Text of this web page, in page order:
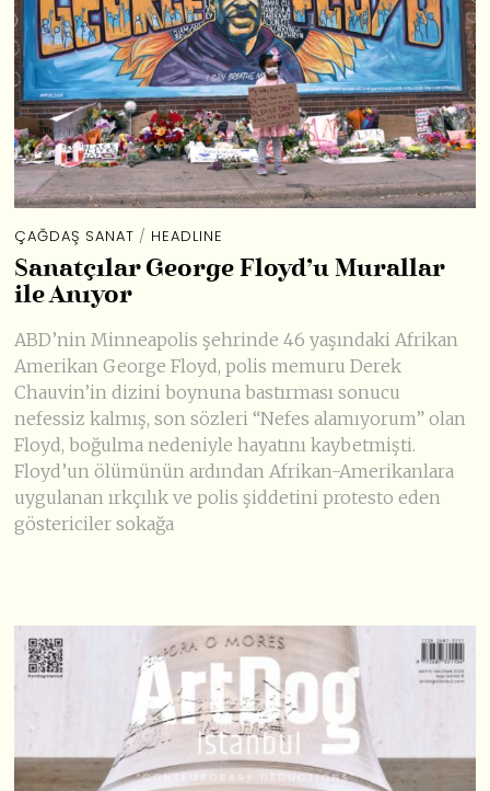
ÇAĞDAŞ SANAT / HEADLINE
Sanatçılar George Floyd’u Murallar
ile Anıyor
ABD’nin Minneapolis şehrinde 46 yaşındaki Afrikan
Amerikan George Floyd, polis memuru Derek
Chauvin’in dizini boynuna bastırması sonucu
nefessiz kalmış, son sözleri “Nefes alamıyorum” olan
Floyd, boğulma nedeniyle hayatını kaybetmişti.
Floyd’un ölümünün ardından Afrikan-Amerikanlara
uygulanan ırkçılık ve polis şiddetini protesto eden
göstericiler sokağa